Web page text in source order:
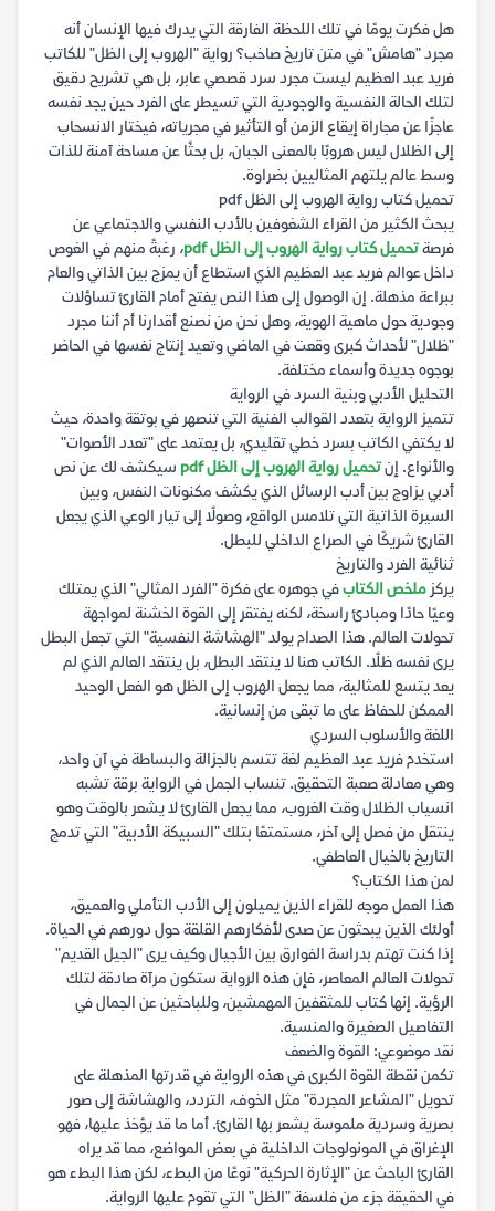
هل فكرت يومًا في تلك اللحظة الفارقة التي يدرك فيها الإنسان أنه
مجرد "هامش" في متن تاريخ صاخب؟ رواية "الهروب إلى الظل" للكاتب
فريد عبد العظيم ليست مجرد سرد قصصي عابر، بل هي تشريح دقيق
لتلك الحالة النفسية والوجودية التي تسيطر على الفرد حين يجد نفسه
عاجزًا عن مجاراة إيقاع الزمن أو التأثير في مجرياته، فيختار الانسحاب
إلى الظلال ليس هروبًا بالمعنى الجبان، بل بحثًا عن مساحة آمنة للذات
وسط عالم يلتهم المثاليين بضراوة.
تحميل كتاب رواية الهروب إلى الظل pdf
يبحث الكثير من القراء الشغوفين بالأدب النفسي والاجتماعي عن
فرصةتحميل كتاب رواية الهروب إلى الظل pdf
، رغبةً منهم في الغوص
داخل عوالم فريد عبد العظيم الذي استطاع أن يمزج بين الذاتي والعام
ببراعة مذهلة. إن الوصول إلى هذا النص يفتح أمام القارئ تساؤلات
وجودية حول ماهية الهوية، وهل نحن من نصنع أقدارنا أم أننا مجرد
"ظلال" لأحداث كبرى وقعت في الماضي وتعيد إنتاج نفسها في الحاضر
بوجوه جديدة وأسماء مختلفة.
التحليل الأدبي وبنية السرد في الرواية
تتميز الرواية بتعدد القوالب الفنية التي تنصهر في بوتقة واحدة، حيث
لا يكتفي الكاتب بسرد خطي تقليدي، بل يعتمد على "تعدد الأصوات"
والأنواع. إنتحميل رواية الهروب إلى الظل pdf
سيكشف لك عن نص
أدبي يزاوج بين أدب الرسائل الذي يكشف مكنونات النفس، وبين
السيرة الذاتية التي تلامس الواقع، وصولًا إلى تيار الوعي الذي يجعل
القارئ شريكًا في الصراع الداخلي للبطل.
ثنائية الفرد والتاريخ
يركز ملخص الكتابفي جوهره على فكرة "الفرد المثالي" الذي يمتلك
وعيًا حادًا ومبادئ راسخة، لكنه يفتقر إلى القوة الخشنة لمواجهة
تحولات العالم. هذا الصدام يولد "الهشاشة النفسية" التي تجعل البطل
يرى نفسه ظلًا. الكاتب هنا لا ينتقد البطل، بل ينتقد العالم الذي لم
يعد يتسع للمثالية، مما يجعل الهروب إلى الظل هو الفعل الوحيد
الممكن للحفاظ على ما تبقى من إنسانية.
اللغة والأسلوب السردي
استخدم فريد عبد العظيم لغة تتسم بالجزالة والبساطة في آن واحد،
وهي معادلة صعبة التحقيق. تنساب الجمل في الرواية برقة تشبه
انسياب الظلال وقت الغروب، مما يجعل القارئ لا يشعر بالوقت وهو
ينتقل من فصل إلى آخر، مستمتعًا بتلك "السبيكة الأدبية" التي تدمج
التاريخ بالخيال العاطفي.
لمن هذا الكتاب؟
هذا العمل موجه للقراء الذين يميلون إلى الأدب التأملي والعميق،
أولئك الذين يبحثون عن صدى لأفكارهم القلقة حول دورهم في الحياة.
إذا كنت تهتم بدراسة الفوارق بين الأجيال وكيف يرى "الجيل القديم"
تحولات العالم المعاصر، فإن هذه الرواية ستكون مرآة صادقة لتلك
الرؤية. إنها كتاب للمثقفين المهمشين، وللباحثين عن الجمال في
التفاصيل الصغيرة والمنسية.
نقد موضوعي: القوة والضعف
تكمن نقطة القوة الكبرى في هذه الرواية في قدرتها المذهلة على
تحويل "المشاعر المجردة" مثل الخوف، التردد، والهشاشة إلى صور
بصرية وسردية ملموسة يشعر بها القارئ. أما ما قد يؤخذ عليها، فهو
الإغراق في المونولوجات الداخلية في بعض المواضع، مما قد يراه
القارئ الباحث عن "الإثارة الحركية" نوعًا من البطء، لكن هذا البطء هو
في الحقيقة جزء من فلسفة "الظل" التي تقوم عليها الرواية.